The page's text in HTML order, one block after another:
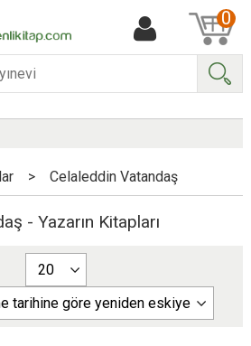
0
> Celaleddin Vatandaş
- Yazarın Kitapları